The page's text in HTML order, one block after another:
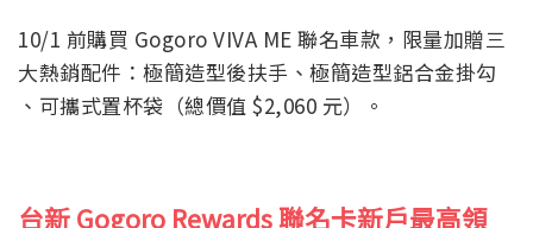
10/1 前購買 Gogoro VIVA ME 聯名車款，限量加贈三
大熱銷配件：極簡造型後扶手、極簡造型鋁合金掛勾
、可攜式置杯袋（總價值 $2,060 元）。
台新 Gogoro Rewards 聯名卡新戶最高領